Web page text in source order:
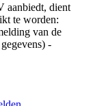
aanbiedt, dient
te worden:
van de
-